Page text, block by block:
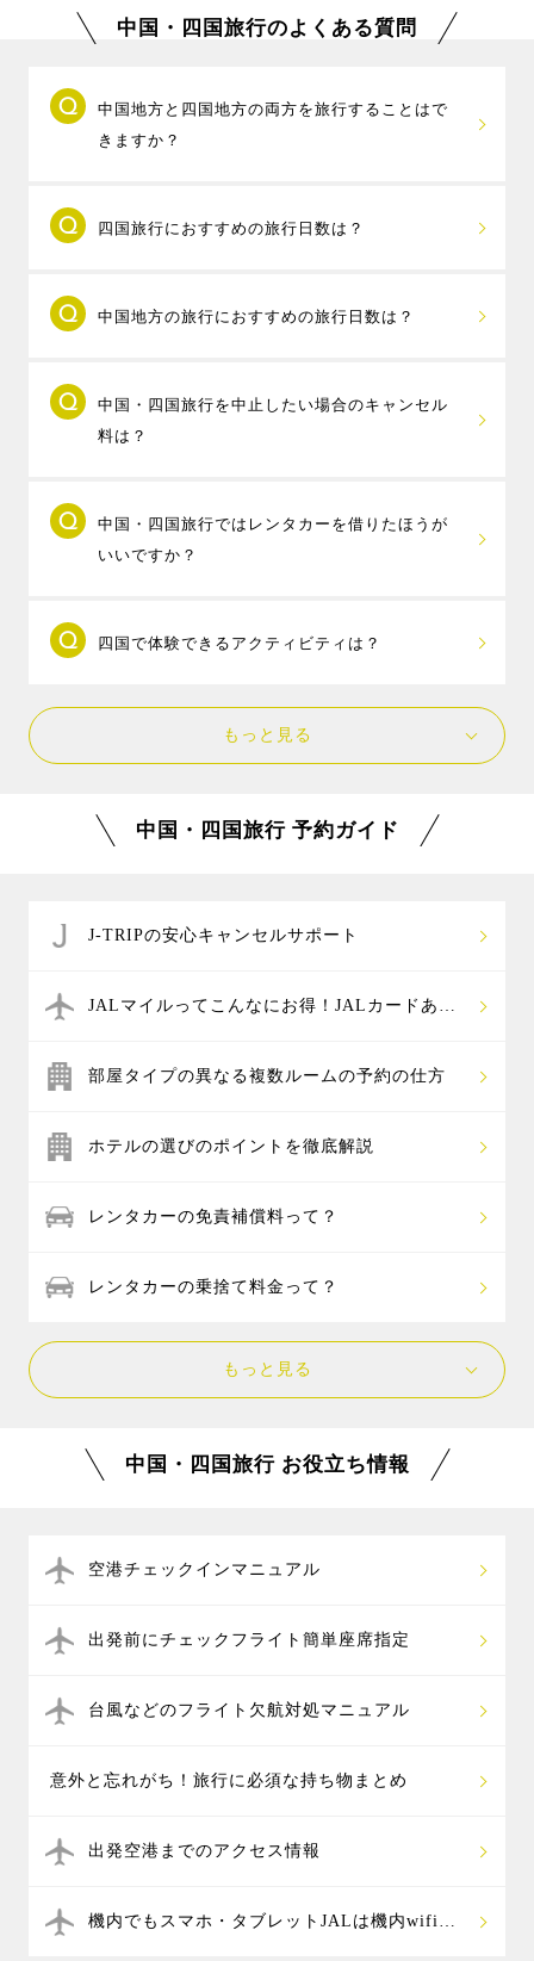
中国・四国旅行のよくある質問
中国地方と四国地方の両方を旅行することはで
きますか？
気軽に往来することができるので、一度に両方の地方
「瀬戸大橋」はレンタカーやJRで約15分、広島県と愛
媛県を結ぶ「しまなみ海道」はレンタカーで約1時間で
中国四国地方のホテルから1泊ずつ選べる「
フリープラン
※出発地によってご利用いただける空港が異なります。
四国旅行におすすめの旅行日数は？
です。1つの県であれば1泊2日から楽しむことができま
の県を跨いだ旅行には3日間～4日間必要で、4県とも一
度に楽しむなら、5日間の旅行がおすすめです。
えスポットを巡ってみたり、道後温泉やこんぴら温泉
でゆっくりしたり、旅行の日程に＋1日追加して、川や
を巡る島旅などもおすすめです。
中国地方の旅行におすすめの旅行日数は？
～4日間です。広島県と山口県、島根県と鳥取県など、
隣り合った2県以上の旅行なら2泊3日、複数の県をまた
の場合は、目的地を1つの県に絞りましょう。
島根県への旅行なら定番の出雲大社と玉造温泉、 2泊
す。
ある港町の尾道が人気です。錦帯橋がある山口県の岩
効率よく観光するには、朝一便で出発、帰りは最終便
の飛行機を予約して、現地での滞在時間を長くするこ
中国・四国旅行を中止したい場合のキャンセル
料は？
が、MY-TRIP会員特典として、支払ったキャンセル料
を全額ポイントで還元する「
中国・四国旅行ではレンタカーを借りたほうが
いいですか？
を借りたほうがいいでしょう。
動手段が限られている場所が多く、県をまたぐ周遊旅
が便利でおすすめです。
り捨て」が可能です。（乗り捨て料金が別途必要）
ん。
四国で体験できるアクティビティは？
四国旅行では、海や川で遊ぶアクティビティが
人気です。高知県の仁淀川のSUPや、高知県の四万十
クやSUPでのんびり水上散歩を楽しむのがおすすめで
気です。
もっと見る
中国・四国旅行 予約ガイド
J-TRIPの安心キャンセルサポート
JALマイルってこんなにお得！JALカードあれ
部屋タイプの異なる複数ルームの予約の仕方
ホテルの選びのポイントを徹底解説
レンタカーの免責補償料って？
レンタカーの乗捨て料金って？
もっと見る
中国・四国旅行 お役立ち情報
空港チェックインマニュアル
出発前にチェックフライト簡単座席指定
台風などのフライト欠航対処マニュアル
意外と忘れがち！旅行に必須な持ち物まとめ
出発空港までのアクセス情報
機内でもスマホ・タブレットJALは機内wifi無